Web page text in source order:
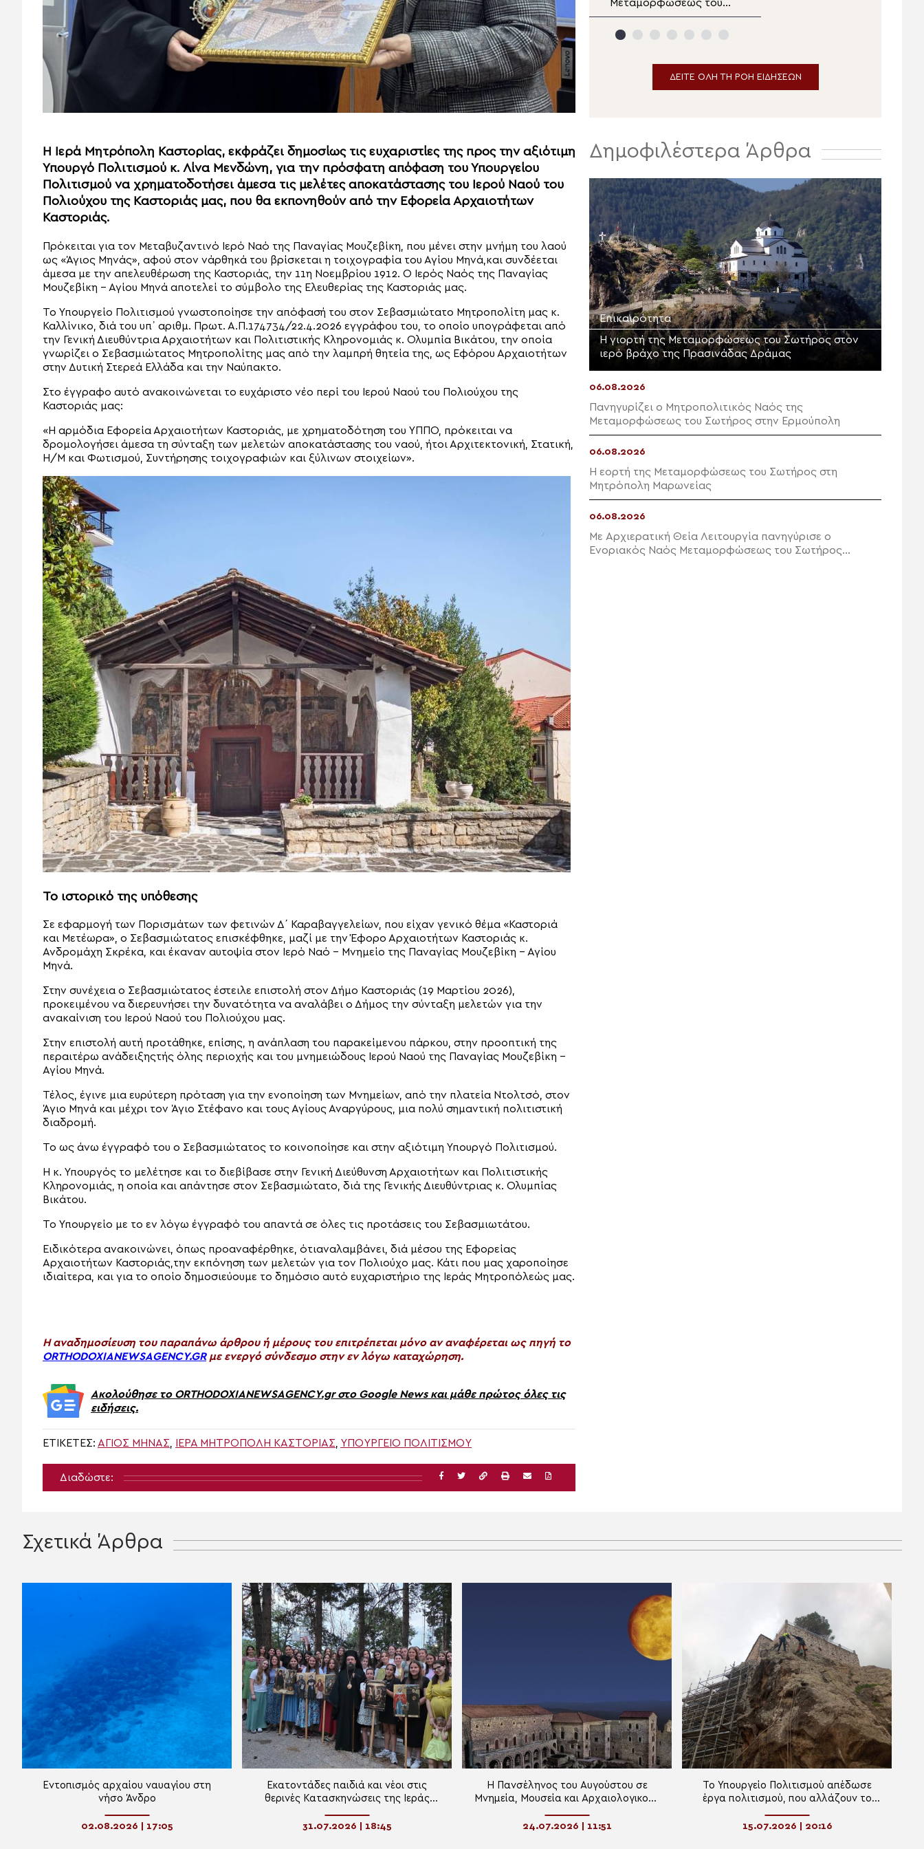
Η Ιερά Μητρόπολη Καστορίας, εκφράζει δημοσίως τις ευχαριστίες της προς την αξιότιμη
Υπουργό Πολιτισμού κ. Λίνα Μενδώνη, για την πρόσφατη απόφαση του Υπουργείου
Πολιτισμού να χρηματοδοτήσει άμεσα τις μελέτες αποκατάστασης του Ιερού Ναού του
Πολιούχου της Καστοριάς μας, που θα εκπονηθούν από την Εφορεία Αρχαιοτήτων
Καστοριάς.
Πρόκειται για τον Μεταβυζαντινό Ιερό Ναό της Παναγίας Μουζεβίκη, που μένει στην μνήμη του λαού
ως «Άγιος Μηνάς», αφού στον νάρθηκά του βρίσκεται η τοιχογραφία του Αγίου Μηνά,και συνδέεται
άμεσα με την απελευθέρωση της Καστοριάς, την 11η Νοεμβρίου 1912. Ο Ιερός Ναός της Παναγίας
Μουζεβίκη – Αγίου Μηνά αποτελεί το σύμβολο της Ελευθερίας της Καστοριάς μας.
Το Υπουργείο Πολιτισμού γνωστοποίησε την απόφασή του στον Σεβασμιώτατο Μητροπολίτη μας κ.
Καλλίνικο, διά του υπ᾽ αριθμ. Πρωτ. Α.Π.174734/22.4.2026 εγγράφου του, το οποίο υπογράφεται από
την Γενική Διευθύντρια Αρχαιοτήτων και Πολιτιστικής Κληρονομιάς κ. Ολυμπία Βικάτου, την οποία
γνωρίζει ο Σεβασμιώτατος Μητροπολίτης μας από την λαμπρή θητεία της, ως Εφόρου Αρχαιοτήτων
στην Δυτική Στερεά Ελλάδα και την Ναύπακτο.
Στο έγγραφο αυτό ανακοινώνεται το ευχάριστο νέο περί του Ιερού Ναού του Πολιούχου της
Καστοριάς μας:
«Η αρμόδια Εφορεία Αρχαιοτήτων Καστοριάς, με χρηματοδότηση του ΥΠΠΟ, πρόκειται να
δρομολογήσει άμεσα τη σύνταξη των μελετών αποκατάστασης του ναού, ήτοι Αρχιτεκτονική, Στατική,
Η/Μ και Φωτισμού, Συντήρησης τοιχογραφιών και ξύλινων στοιχείων».
Το ιστορικό της υπόθεσης
Σε εφαρμογή των Πορισμάτων των φετινών Δ´ Καραβαγγελείων, που είχαν γενικό θέμα «Καστοριά
και Μετέωρα», ο Σεβασμιώτατος επισκέφθηκε, μαζί με την Έφορο Αρχαιοτήτων Καστοριάς κ.
Ανδρομάχη Σκρέκα, και έκαναν αυτοψία στον Ιερό Ναό – Μνημείο της Παναγίας Μουζεβίκη – Αγίου
Μηνά.
Στην συνέχεια ο Σεβασμιώτατος έστειλε επιστολή στον Δήμο Καστοριάς (19 Μαρτίου 2026),
προκειμένου να διερευνήσει την δυνατότητα να αναλάβει ο Δήμος την σύνταξη μελετών για την
ανακαίνιση του Ιερού Ναού του Πολιούχου μας.
Στην επιστολή αυτή προτάθηκε, επίσης, η ανάπλαση του παρακείμενου πάρκου, στην προοπτική της
περαιτέρω ανάδειξηςτής όλης περιοχής και του μνημειώδους Ιερού Ναού της Παναγίας Μουζεβίκη –
Αγίου Μηνά.
Τέλος, έγινε μια ευρύτερη πρόταση για την ενοποίηση των Μνημείων, από την πλατεία Ντολτσό, στον
Άγιο Μηνά και μέχρι τον Άγιο Στέφανο και τους Αγίους Αναργύρους, μια πολύ σημαντική πολιτιστική
διαδρομή.
Το ως άνω έγγραφό του ο Σεβασμιώτατος το κοινοποίησε και στην αξιότιμη Υπουργό Πολιτισμού.
Η κ. Υπουργός το μελέτησε και το διεβίβασε στην Γενική Διεύθυνση Αρχαιοτήτων και Πολιτιστικής
Κληρονομιάς, η οποία και απάντησε στον Σεβασμιώτατο, διά της Γενικής Διευθύντριας κ. Ολυμπίας
Βικάτου.
Το Υπουργείο με το εν λόγω έγγραφό του απαντά σε όλες τις προτάσεις του Σεβασμιωτάτου.
Ειδικότερα ανακοινώνει, όπως προαναφέρθηκε, ότιαναλαμβάνει, διά μέσου της Εφορείας
Αρχαιοτήτων Καστοριάς,την εκπόνηση των μελετών για τον Πολιούχο μας. Κάτι που μας χαροποίησε
ιδιαίτερα, και για το οποίο δημοσιεύουμε το δημόσιο αυτό ευχαριστήριο της Ιεράς Μητροπόλεώς μας.
H αναδημοσίευση του παραπάνω άρθρου ή μέρους του επιτρέπεται μόνο αν αναφέρεται ως πηγή το
ORTHODOXIANEWSAGENCY.GRμε ενεργό σύνδεσμο στην εν λόγω καταχώρηση.
Ακολούθησε το ORTHODOXIANEWSAGENCY.gr στο Google News και μάθε πρώτος όλες τις
ειδήσεις.
ΕΤΙΚΈΤΕΣ: ΑΓΙΟΣ ΜΗΝΆΣ, ΙΕΡΆ ΜΗΤΡΌΠΟΛΗ ΚΑΣΤΟΡΊΑΣ, ΥΠΟΥΡΓΕΊΟ ΠΟΛΙΤΙΣΜΟΎ
Διαδώστε:
Μεταμορφώσεως του
Σωτήρος στη Μονή Σινά
Μεταμορφώσεως του
Σωτήρος στα Λευκάκια
Ναυπλίου
ΔΕΙΤΕ ΟΛΗ ΤΗ ΡΟΗ ΕΙΔΗΣΕΩΝ
Δημοφιλέστερα Άρθρα
Επικαιρότητα
Η γιορτή της Μεταμορφώσεως του Σωτήρος στον
ιερό βράχο της Πρασινάδας Δράμας
06.08.2026
Πανηγυρίζει ο Μητροπολιτικός Ναός της
Μεταμορφώσεως του Σωτήρος στην Ερμούπολη
06.08.2026
Η εορτή της Μεταμορφώσεως του Σωτήρος στη
Μητρόπολη Μαρωνείας
06.08.2026
Με Αρχιερατική Θεία Λειτουργία πανηγύρισε ο
Ενοριακός Ναός Μεταμορφώσεως του Σωτήρος
Σχετικά Άρθρα
Εντοπισμός αρχαίου ναυαγίου στη
νήσο Άνδρο
02.08.2026 | 17:05
Εκατοντάδες παιδιά και νέοι στις
θερινές Κατασκηνώσεις της Ιεράς
31.07.2026 | 18:45
Η Πανσέληνος του Αυγούστου σε
Μνημεία, Μουσεία και Αρχαιολογικούς
24.07.2026 | 11:51
Το Υπουργείο Πολιτισμού απέδωσε
έργα πολιτισμού, που αλλάζουν το
αποτύπωμα της Λέσβου
15.07.2026 | 20:16